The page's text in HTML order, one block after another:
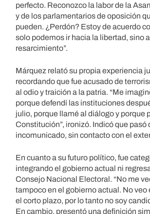
perfecto. Reconozco la labor de la
y de los parlamentarios de oposición
pueden. ¿Perdón? Estoy de acuerdo
solo podemos ir hacia la libertad, sino
resarcimiento”.
Márquez relató su propia experiencia
recordando que fue acusado de
al odio y traición a la patria. “Me
porque defendí las instituciones
julio, porque llamé al diálogo y porque
Constitución”, ironizó. Indicó que pasó
incomunicado, sin contacto con el
En cuanto a su futuro político, fue
integrando el gobierno actual ni
Consejo Nacional Electoral. “No me
tampoco en el gobierno actual. No veo
el corto plazo, por lo tanto no soy
En cambio, presentó una definición